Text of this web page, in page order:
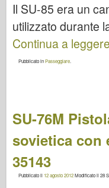
Il SU-85 era un
utilizzato durante
Continua a leggere
Pubblicato inPasseggiare
SU-76M
sovietica con
35143
Pubblicato il 12 agosto 2012Modificato il28